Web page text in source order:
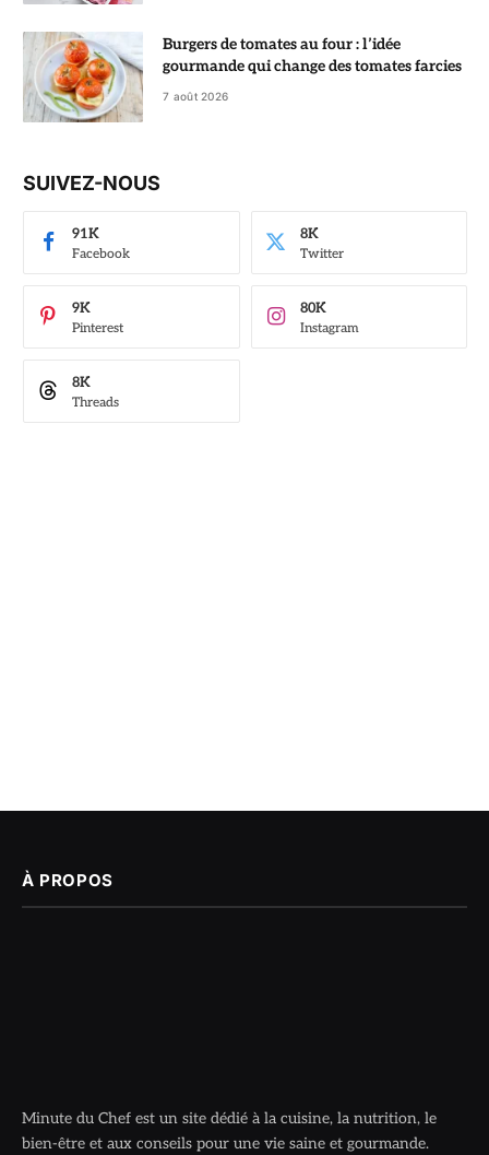
Burgers de tomates au four : l’idée
gourmande qui change des tomates farcies
7 août 2026
SUIVEZ-NOUS
Facebook
91K
Twitter
8K
Pinterest
9K
Instagram
80K
Threads
8K
À PROPOS
Minute du Chef est un site dédié à la cuisine, la nutrition, le
bien-être et aux conseils pour une vie saine et gourmande.